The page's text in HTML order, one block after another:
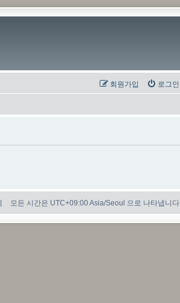
로그인
회원가입
모든 시간은 UTC+09:00 Asia/Seoul 으로 나타냅니다